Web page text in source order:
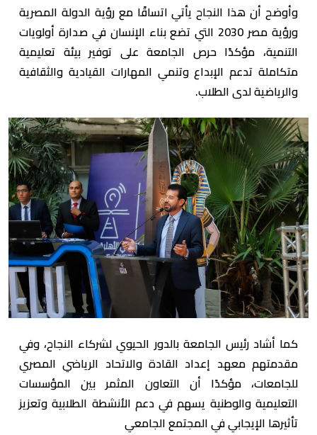
وأوضح أن هذا النجاح يأتي اتساقًا مع رؤية الدولة المصرية
ورؤية مصر 2030 التي تضع بناء الإنسان في صدارة أولويات
التنمية، مؤكدًا حرص الجامعة على توفير بيئة تعليمية
متكاملة تدعم الإبداع وتنمي المهارات القيادية والثقافية
والرياضية لدى الطلاب.
كما أشاد رئيس الجامعة بالدور الحيوي لشركاء النجاح، وفي
مقدمتهم معهد إعداد القادة والاتحاد الرياضي المصري
للجامعات، مؤكدًا أن التعاون المثمر بين المؤسسات
التعليمية والوطنية يسهم في دعم الأنشطة الطلابية وتعزيز
تأثيرها الإيجابي في المجتمع الجامعي